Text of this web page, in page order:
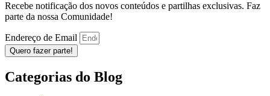
Recebe notificação dos novos conteúdos e partilhas exclusivas. Faz
parte da nossa Comunidade!
Endereço de Email
Quero fazer parte!
Categorias do Blog